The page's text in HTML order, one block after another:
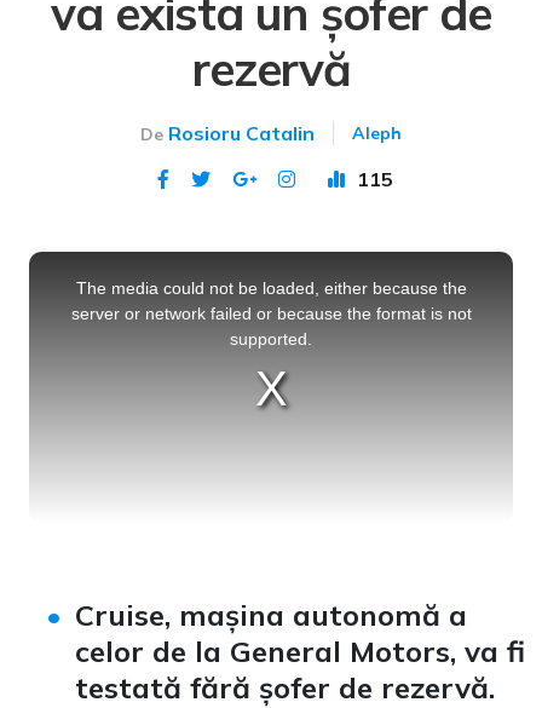
va exista un șofer de
rezervă
De Rosioru Catalin Aleph
115
This
The media could not be loaded, either because the
server or network failed or because the format is not
supported.
Cruise, mașina autonomă a
celor de la General Motors, va fi
testată fără șofer de rezervă.